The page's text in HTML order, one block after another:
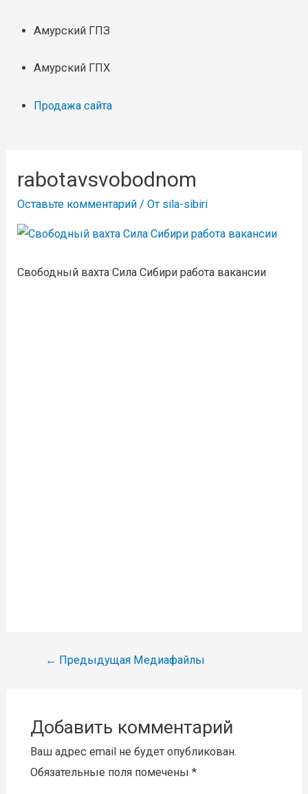
Амурский ГПЗ
Амурский ГПХ
Продажа сайта
rabotavsvobodnom
Оставьте комментарий / От sila-sibiri
Свободный вахта Сила Сибири работа вакансии
Навигация
← Предыдущая Медиафайлы
Добавить комментарий
Ваш адрес email не будет опубликован.
Обязательные поля помечены *